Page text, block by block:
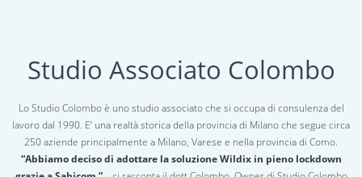
Studio Associato Colombo
Lo Studio Colombo è uno studio associato che si occupa di consulenza del
lavoro dal 1990. E’ una realtà storica della provincia di Milano che segue circa
250 aziende principalmente a Milano, Varese e nella provincia di Como.
“Abbiamo deciso di adottare la soluzione Wildix in pieno lockdown